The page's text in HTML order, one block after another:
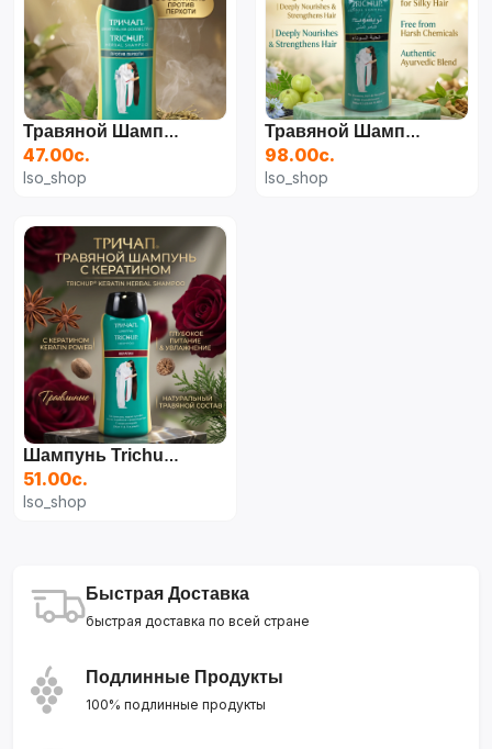
Травяной Шампунь Trichup (Против Перхоти), 200 Мл
47.00с.
Iso_shop
Травяной Шампунь Trichup (Черный Тмин), 700 Мл
98.00с.
Iso_shop
Шампунь Trichup С Кератином, 200 Мл
51.00с.
Iso_shop
Быстрая Доставка
быстрая доставка по всей стране
Подлинные Продукты
100% подлинные продукты